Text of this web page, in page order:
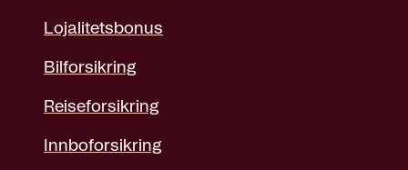
Lojalitetsbonus
Bilforsikring
Reiseforsikring
Innboforsikring